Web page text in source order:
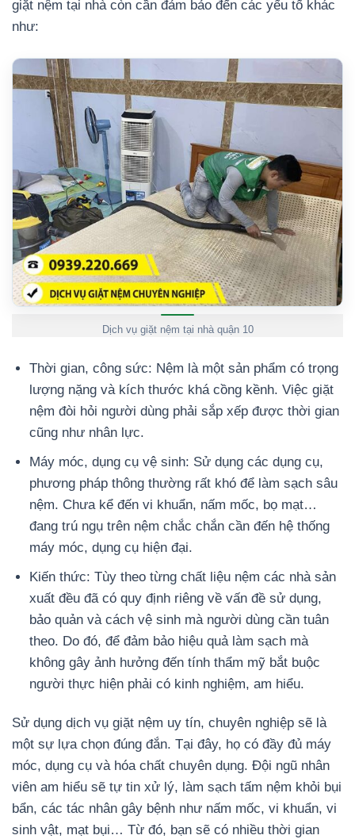
giặt nệm tại nhà còn cần đảm bảo đến các yếu tố khác
như:
Dịch vụ giặt nệm tại nhà quận 10
Thời gian, công sức: Nệm là một sản phẩm có trọng
lượng nặng và kích thước khá cồng kềnh. Việc giặt
nệm đòi hỏi người dùng phải sắp xếp được thời gian
cũng như nhân lực.
Máy móc, dụng cụ vệ sinh: Sử dụng các dụng cụ,
phương pháp thông thường rất khó để làm sạch sâu
nệm. Chưa kể đến vi khuẩn, nấm mốc, bọ mạt…
đang trú ngụ trên nệm chắc chắn cần đến hệ thống
máy móc, dụng cụ hiện đại.
Kiến thức: Tùy theo từng chất liệu nệm các nhà sản
xuất đều đã có quy định riêng về vấn đề sử dụng,
bảo quản và cách vệ sinh mà người dùng cần tuân
theo. Do đó, để đảm bảo hiệu quả làm sạch mà
không gây ảnh hưởng đến tính thẩm mỹ bắt buộc
người thực hiện phải có kinh nghiệm, am hiểu.
Sử dụng dịch vụ giặt nệm uy tín, chuyên nghiệp sẽ là
một sự lựa chọn đúng đắn. Tại đây, họ có đầy đủ máy
móc, dụng cụ và hóa chất chuyên dụng. Đội ngũ nhân
viên am hiểu sẽ tự tin xử lý, làm sạch tấm nệm khỏi bụi
bẩn, các tác nhân gây bệnh như nấm mốc, vi khuẩn, vi
sinh vật, mạt bụi… Từ đó, bạn sẽ có nhiều thời gian